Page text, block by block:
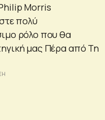
Morris
πολύ
ρόλο που θα
μας Πέρα ​​από Τη